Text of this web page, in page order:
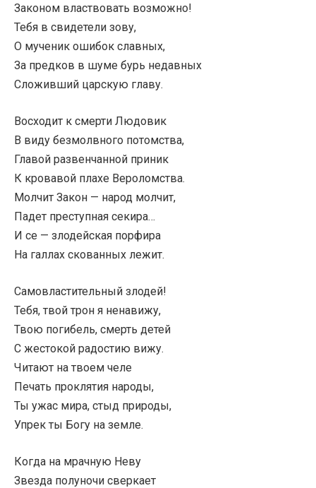
Законом властвовать возможно!
Тебя в свидетели зову,
О мученик ошибок славных,
За предков в шуме бурь недавных
Сложивший царскую главу.
Восходит к смерти Людовик
В виду безмолвного потомства,
Главой развенчанной приник
К кровавой плахе Вероломства.
Молчит Закон — народ молчит,
Падет преступная секира…
И се — злодейская порфира
На галлах скованных лежит.
Самовластительный злодей!
Тебя, твой трон я ненавижу,
Твою погибель, смерть детей
С жестокой радостию вижу.
Читают на твоем челе
Печать проклятия народы,
Ты ужас мира, стыд природы,
Упрек ты Богу на земле.
Когда на мрачную Неву
Звезда полуночи сверкает